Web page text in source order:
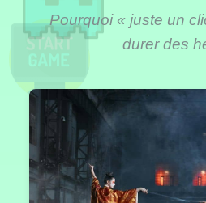
Pourquoi « juste un
durer des